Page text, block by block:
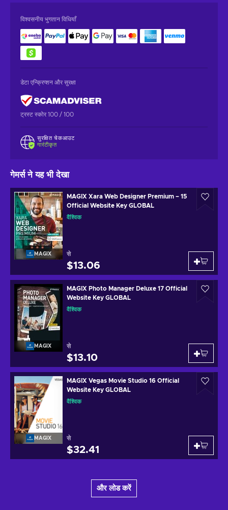
विश्वसनीय भुगतान विधियाँ
डेटा एन्क्रिप्शन और सुरक्षा
ट्रस्ट स्कोर 100 / 100
सुरक्षित चेकआउट
गारंटीकृत
गेमर्स ने यह भी देखा
MAGIX
MAGIX Xara Web Designer Premium – 15
Official Website Key GLOBAL
वैश्विक
से
$13.06
MAGIX
MAGIX Photo Manager Deluxe 17 Official
Website Key GLOBAL
वैश्विक
से
$13.10
MAGIX
MAGIX Vegas Movie Studio 16 Official
Website Key GLOBAL
वैश्विक
से
$32.41
और लोड करें